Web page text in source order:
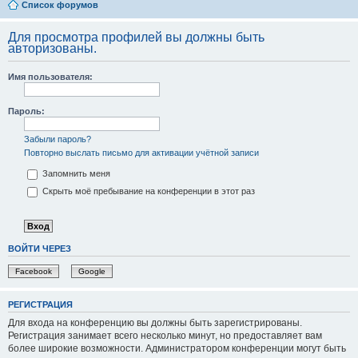
Список форумов
Для просмотра профилей вы должны быть
авторизованы.
Имя пользователя:
Пароль:
Забыли пароль?
Повторно выслать письмо для активации учётной записи
Запомнить меня
Скрыть моё пребывание на конференции в этот раз
ВОЙТИ ЧЕРЕЗ
Facebook Google
РЕГИСТРАЦИЯ
Для входа на конференцию вы должны быть зарегистрированы.
Регистрация занимает всего несколько минут, но предоставляет вам
более широкие возможности. Администратором конференции могут быть